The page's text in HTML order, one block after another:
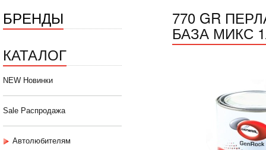
БРЕНДЫ
КАТАЛОГ
NEW Новинки
Sale Распродажа
Автолюбителям
770 GR
БАЗА МИКС